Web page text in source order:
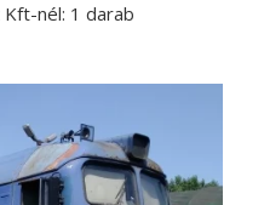
Kft-nél: 1 darab